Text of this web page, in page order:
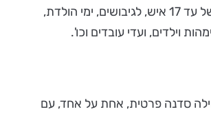
ומהנה לקבוצות של עד 17 איש, לגיבושים, ימי הולדת,
וילדים, ועדי עובדים וכו'.
סדנה פרטית, אחת על אחד, עם